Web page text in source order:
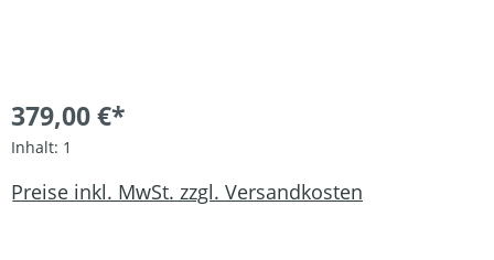
379,00 €*
Inhalt: 1
Preise inkl. MwSt. zzgl. Versandkosten